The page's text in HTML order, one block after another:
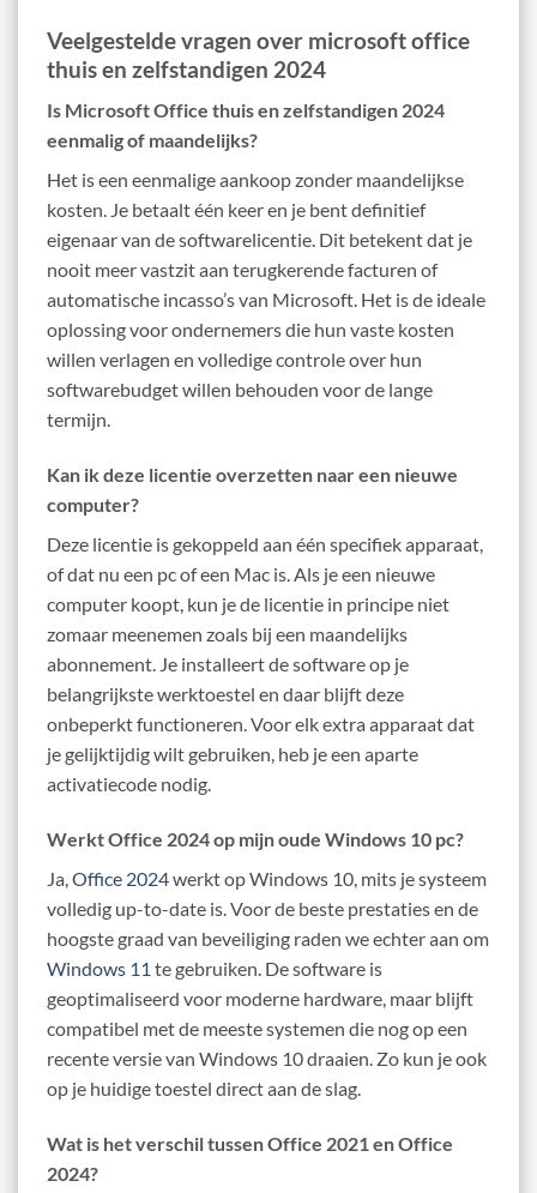
Veelgestelde vragen over microsoft office
thuis en zelfstandigen 2024
Is Microsoft Office thuis en zelfstandigen 2024
eenmalig of maandelijks?
Het is een eenmalige aankoop zonder maandelijkse
kosten. Je betaalt één keer en je bent definitief
eigenaar van de softwarelicentie. Dit betekent dat je
nooit meer vastzit aan terugkerende facturen of
automatische incasso’s van Microsoft. Het is de ideale
oplossing voor ondernemers die hun vaste kosten
willen verlagen en volledige controle over hun
softwarebudget willen behouden voor de lange
termijn.
Kan ik deze licentie overzetten naar een nieuwe
computer?
Deze licentie is gekoppeld aan één specifiek apparaat,
of dat nu een pc of een Mac is. Als je een nieuwe
computer koopt, kun je de licentie in principe niet
zomaar meenemen zoals bij een maandelijks
abonnement. Je installeert de software op je
belangrijkste werktoestel en daar blijft deze
onbeperkt functioneren. Voor elk extra apparaat dat
je gelijktijdig wilt gebruiken, heb je een aparte
activatiecode nodig.
Werkt Office 2024 op mijn oude Windows 10 pc?
Ja,Office 2024werkt op Windows 10, mits je systeem
volledig up-to-date is. Voor de beste prestaties en de
hoogste graad van beveiliging raden we echter aan om
Windows 11 te gebruiken. De software is
geoptimaliseerd voor moderne hardware, maar blijft
compatibel met de meeste systemen die nog op een
recente versie van Windows 10 draaien. Zo kun je ook
op je huidige toestel direct aan de slag.
Wat is het verschil tussen Office 2021 en Office
2024?